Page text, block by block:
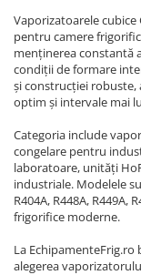
Cartuse si carcase
CARTUSE DANFOSS
CARTUSE CASTEL
Condensatoare
Racorduri
REZISTENTE
REZISTENTE
Uleiuri
Ventilatoare
Compresoare
Compresoare
Compresoare
Compresoare
Compresoare
Compresoare
Compresoare
Compresoare
VAPORIZATOARE
dubluflux GDE
Vaporizatoare
Vaporizatoare
Vaporizatoare
VAPORIZATOARE
Vaporizatoarele
pentru camere
menținerea constantă
condiții de formare
și construcției robuste,
optim și intervale mai
Categoria include
congelare pentru
laboratoare, unități
industriale. Modelele
R404A, R448A, R449A,
frigorifice moderne.
La
alegerea